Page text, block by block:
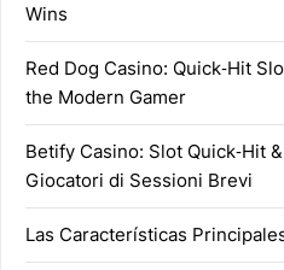
Wins
Red Dog Casino: Quick‑Hit
the Modern Gamer
Betify Casino: Slot Quick‑Hit
Giocatori di Sessioni Brevi
Las Características